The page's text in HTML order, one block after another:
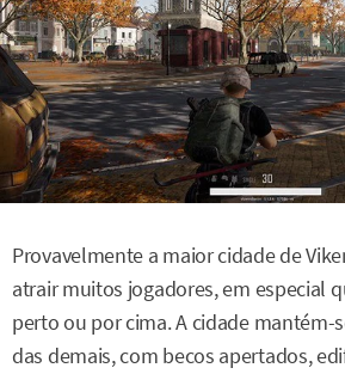
Provavelmente a maior cidade de
atrair muitos jogadores, em especial
perto ou por cima. A cidade mantém-
das demais, com becos apertados,